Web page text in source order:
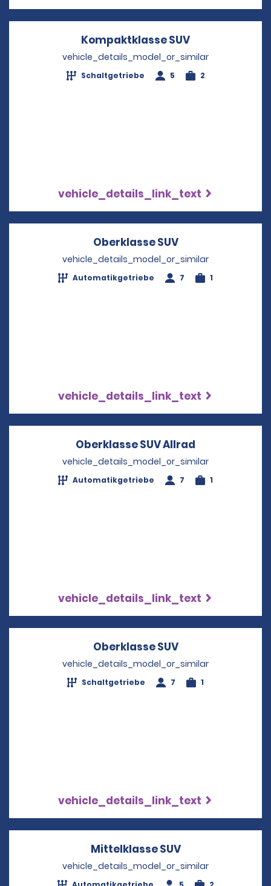
Kompaktklasse SUV
vehicle_details_model_or_similar
Schaltgetriebe 5 2
vehicle_details_link_text
Oberklasse SUVOpens in a new
vehicle_details_model_or_similar
Automatikgetriebe 7 1
vehicle_details_link_text
Oberklasse SUV Allrad
vehicle_details_model_or_similar
Automatikgetriebe 7 1
vehicle_details_link_text
Oberklasse SUVOpens in a new
vehicle_details_model_or_similar
Schaltgetriebe 7 1
vehicle_details_link_text
Mittelklasse SUVOpens in a new
vehicle_details_model_or_similar